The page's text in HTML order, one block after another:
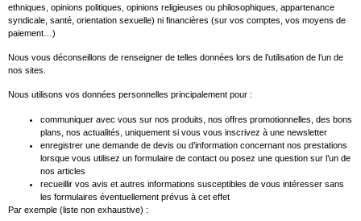
ethniques, opinions politiques, opinions religieuses ou philosophiques, appartenance
syndicale, santé, orientation sexuelle) ni financières (sur vos comptes, vos moyens de
paiement…)
Nous vous déconseillons de renseigner de telles données lors de l’utilisation de l’un de
nos sites.
Nous utilisons vos données personnelles principalement pour :
communiquer avec vous sur nos produits, nos offres promotionnelles, des bons
plans, nos actualités, uniquement si vous vous inscrivez à une newsletter
enregistrer une demande de devis ou d’information concernant nos prestations
lorsque vous utilisez un formulaire de contact ou posez une question sur l’un de
nos articles
recueillir vos avis et autres informations susceptibles de vous intéresser sans
les formulaires éventuellement prévus à cet effet
Par exemple (liste non exhaustive) :